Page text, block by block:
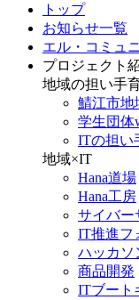
トップ
お知らせ一覧
エル・コミュ
プロジェクト
地域の担い手
鯖江市地
学生団体
ITの担い
地域×IT
Hana道場
Hana工房
サイバー
IT推進フ
ハッカソ
商品開発
ITブート